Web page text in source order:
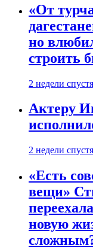
«От
но
строить
2 недели спустя
Актеру
2 недели спустя
«Есть
вещи»
новую